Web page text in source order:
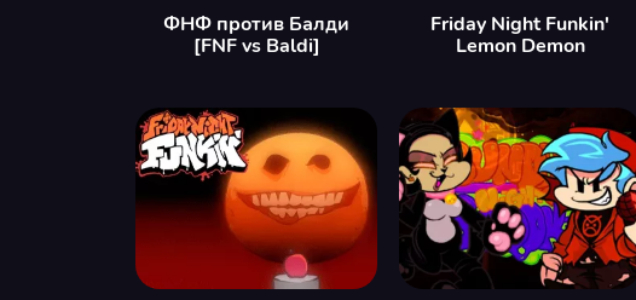
ФНФ против Балди
[FNF vs Baldi]
Friday Night Funkin'
Lemon Demon